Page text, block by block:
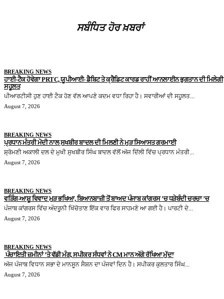
ਸਬੰਧਿਤ ਹੋਰ ਖ਼ਬਰਾਂ
BREAKING NEWS
ਹਾਈ-ਟੈਕ ਹੋਵੇਗਾ PRTC, ਯੂਪੀਆਈ- ਡੈਬਿਟ ਤੇ ਕ੍ਰੈਡਿਟ ਕਾਰਡ ਰਾਹੀਂ ਆਨਲਾਈਨ ਭੁਗਤਾਨ ਦੀ ਮਿਲੇਗੀ
ਸਹੂਲਤ
ਪੀਆਰਟੀਸੀ ਹੁਣ ਹਾਈ ਟੈਕ ਹੋਣ ਵੱਲ ਆਪਣੇ ਕਦਮ ਵਧਾ ਰਿਹਾ ਹੈ। ਸਵਾਰੀਆਂ ਦੀ ਸਹੂਲਤ...
August 7, 2026
BREAKING NEWS
ਪ੍ਰਧਾਨ ਮੰਤਰੀ ਮੋਦੀ ਨਾਲ ਸੁਖਬੀਰ ਬਾਦਲ ਦੀ ਮਿਲਣੀ ਨੇ ਮੁੜ ਸਿਆਸਤ ਗਰਮਾਈ
ਸ਼੍ਰੋਮਣੀ ਅਕਾਲੀ ਦਲ ਦੇ ਮੁਖੀ ਸੁਖਬੀਰ ਸਿੰਘ ਬਾਦਲ ਵੱਲੋਂ ਅੱਜ ਦਿੱਲੀ ਵਿੱਚ ਪ੍ਰਧਾਨ ਮੰਤਰੀ...
August 7, 2026
BREAKING NEWS
ਵੜਿੰਗ-ਆਸ਼ੂ ਵਿਵਾਦ ਮੁੜ ਭਖਿਆ, ਬਿਆਨਬਾਜ਼ੀ ਤੋਂ ਬਾਅਦ ਪੰਜਾਬ ਕਾਂਗਰਸ ’ਚ ਧੜੇਬੰਦੀ ਚਰਚਾ ’ਚ
ਪੰਜਾਬ ਕਾਂਗਰਸ ਵਿੱਚ ਅੰਦਰੂਨੀ ਖਿੱਚੋਤਾਣ ਇੱਕ ਵਾਰ ਫਿਰ ਸਾਹਮਣੇ ਆ ਗਈ ਹੈ। ਪਾਰਟੀ ਦੇ...
August 7, 2026
BREAKING NEWS
ਪੰਚਾਇਤੀ ਜ਼ਮੀਨਾਂ ’ਤੇ ਵੱਡੀ ਮੰਗ, ਸਪੀਕਰ ਸੰਧਵਾਂ ਨੇ CM ਮਾਨ ਅੱਗੇ ਰੱਖਿਆ ਮੁੱਦਾ
ਅੱਜ ਪੰਜਾਬ ਵਿਧਾਨ ਸਭਾ ਦੇ ਮਾਨਸੂਨ ਸੈਸ਼ਨ ਦਾ ਪੰਜਵਾਂ ਦਿਨ ਹੈ। ਸਪੀਕਰ ਕੁਲਤਾਰ ਸਿੰਘ...
August 7, 2026